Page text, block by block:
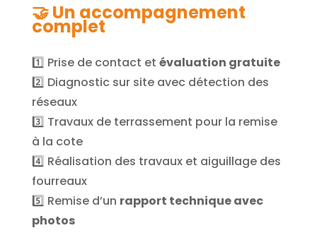
🤝Un accompagnement
complet
1️⃣ Prise de contact et évaluation gratuite
2️⃣ Diagnostic sur site avec détection des
réseaux
3️⃣ Travaux de terrassement pour la remise
à la cote
4️⃣ Réalisation des travaux et aiguillage des
fourreaux
5️⃣ Remise d’un rapport technique avec
photos